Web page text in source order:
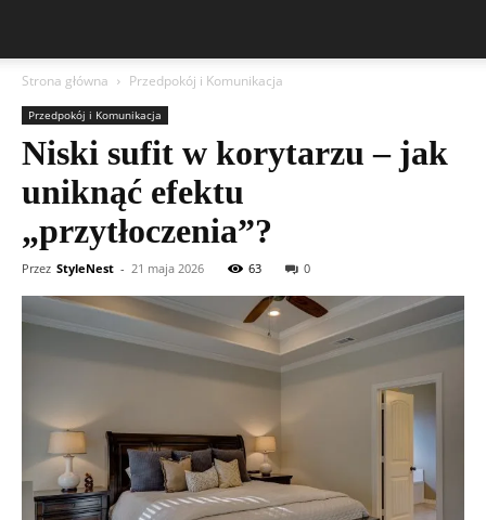
Strona główna Przedpokój i Komunikacja
Przedpokój i Komunikacja
Niski sufit w korytarzu – jak
uniknąć efektu
„przytłoczenia”?
Przez StyleNest - 21 maja 2026 63 0